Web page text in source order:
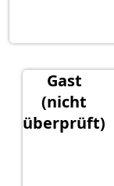
Gast
(nicht
überprüft)